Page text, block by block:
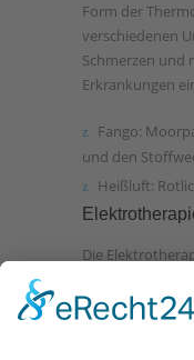
Form der
verschiedenen
Schmerzen und
Erkrankungen
Fango:
und den
Heißluft:
Die
einsetzt. Sie